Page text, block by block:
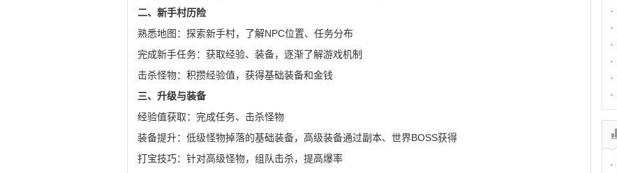
二、新手村历险
熟悉地图：探索新手村，了解NPC位置、任务分布
完成新手任务：获取经验、装备，逐渐了解游戏机制
击杀怪物：积攒经验值，获得基础装备和金钱
三、升级与装备
经验值获取：完成任务、击杀怪物
装备提升：低级怪物掉落的基础装备，高级装备通过副本、世界BOSS获得
打宝技巧：针对高级怪物，组队击杀，提高爆率